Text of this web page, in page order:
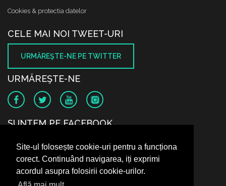
Site-ul folosește cookie-uri pentru a funcționa
corect. Continuând navigarea, iți exprimi
acordul asupra folosirii cookie-urilor.
Cookies & protectia datelor
CELE MAI NOI TWEET-URI
URMĂREŞTE-NE PE TWITTER
URMĂREŞTE-NE
SUNTEM PE FACEBOOK